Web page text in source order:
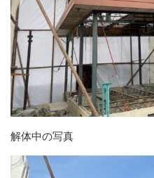
解体中の写真